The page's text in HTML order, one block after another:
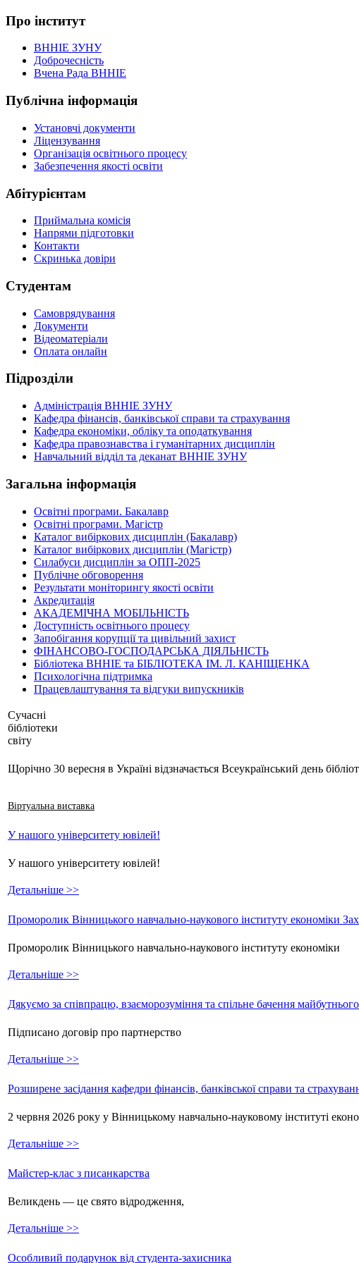
Про інститут
ВННІЕ ЗУНУ
Доброчесність
Вчена Рада ВННІЕ
Публічна інформація
Установчі документи
Ліцензування
Організація освітнього процесу
Забезпечення якості освіти
Абітурієнтам
Приймальна комісія
Напрями підготовки
Контакти
Скринька довіри
Студентам
Самоврядування
Документи
Відеоматеріали
Оплата онлайн
Підрозділи
Адміністрація ВННІЕ ЗУНУ
Кафедра фінансів, банківської справи та страхування
Кафедра економіки, обліку та оподаткування
Кафедра правознавства і гуманітарних дисциплін
Навчальний відділ та деканат ВННІЕ ЗУНУ
Загальна інформація
Освітні програми. Бакалавр
Освітні програми. Магістр
Каталог вибіркових дисциплін (Бакалавр)
Каталог вибіркових дисциплін (Магістр)
Силабуси дисциплін за ОПП-2025
Публічне обговорення
Результати моніторингу якості освіти
Акредитація
АКАДЕМІЧНА МОБІЛЬНІСТЬ
Доступність освітнього процесу
Запобігання корупції та цивільний захист
ФІНАНСОВО-ГОСПОДАРСЬКА ДІЯЛЬНІСТЬ
Бібліотека ВННІЕ та БІБЛІОТЕКА ІМ. Л. КАНІЩЕНКА
Психологічна підтримка
Працевлаштування та відгуки випускників
Сучасні
бібліотеки
світу
Щорічно 30 вересня в Україні відзначається Всеукраїнський день
Віртуальна виставка
У нашого університету ювілей!
У нашого університету ювілей!
Детальніше >>
Проморолик Вінницького навчально-наукового інституту економіки
Проморолик Вінницького навчально-наукового інституту економіки
Детальніше >>
Дякуємо за співпрацю, взаєморозуміння та спільне бачення
Підписано договір про партнерство
Детальніше >>
Розширене засідання кафедри фінансів, банківської справи та
2 червня 2026 року у Вінницькому навчально-науковому інституті
Детальніше >>
Майстер-клас з писанкарства
Великдень — це свято відродження,
Детальніше >>
Особливий подарунок від студента-захисника